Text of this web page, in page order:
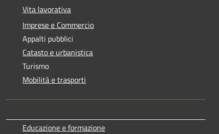
Vita lavorativa
Imprese e Commercio
Appalti pubblici
Catasto e urbanistica
Turismo
Mobilità e trasporti
Educazione e formazione